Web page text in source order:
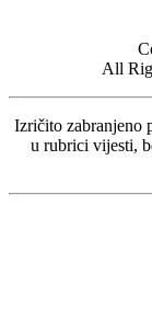
All
Izričito zabranjeno
u rubrici vijesti,